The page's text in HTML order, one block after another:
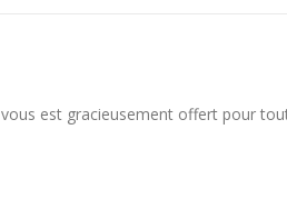
vous est gracieusement offert pour